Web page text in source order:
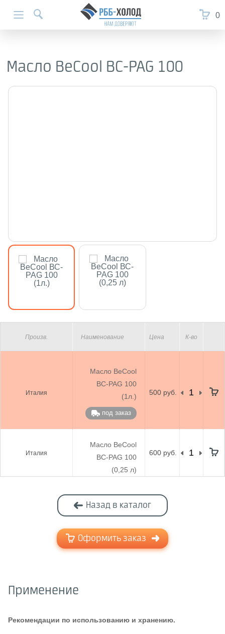
0
Масло BeCool ВС-PAG 100
Произв. Наименование Цена К-во
Италия
Масло BeCool
ВС-PAG 100
(1л.)
под заказ
500 руб.
Италия
Масло BeCool
ВС-PAG 100
(0,25 л)
600 руб.
Назад в каталог
Оформить заказ
Применение
Рекомендации по использованию и хранению.